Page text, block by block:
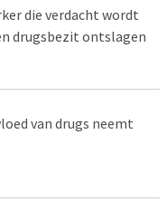
die verdacht wordt
drugsbezit ontslagen
van drugs neemt